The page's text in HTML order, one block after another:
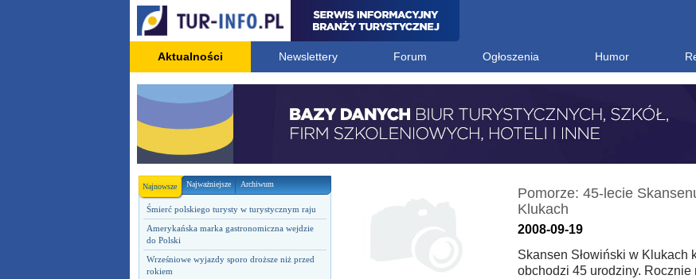
Aktualności Newslettery Forum Ogłoszenia Humor
Najnowsze Najważniejsze Archiwum
Śmierć polskiego turysty w turystycznym raju
Amerykańska marka gastronomiczna wejdzie
do Polski
Wrześniowe wyjazdy sporo droższe niż przed
rokiem
Pomorze: 45-lecie
Klukach
2008-09-19
Skansen Słowiński w Klukach
obchodzi 45 urodziny. Rocznie